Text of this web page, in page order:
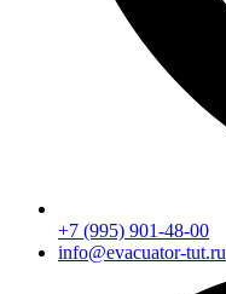
+7 (995) 901-48-00
info@evacuator-tut.ru